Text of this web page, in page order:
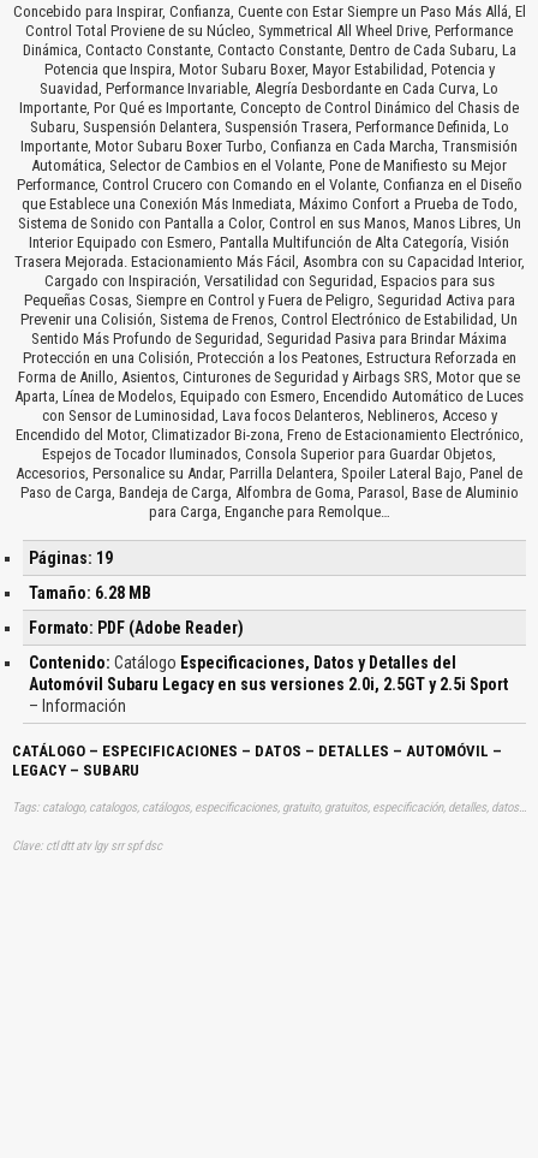
Concebido para Inspirar, Confianza, Cuente con Estar Siempre un Paso Más Allá, El
Control Total Proviene de su Núcleo, Symmetrical All Wheel Drive, Performance
Dinámica, Contacto Constante, Contacto Constante, Dentro de Cada Subaru, La
Potencia que Inspira, Motor Subaru Boxer, Mayor Estabilidad, Potencia y
Suavidad, Performance Invariable, Alegría Desbordante en Cada Curva, Lo
Importante, Por Qué es Importante, Concepto de Control Dinámico del Chasis de
Subaru, Suspensión Delantera, Suspensión Trasera, Performance Definida, Lo
Importante, Motor Subaru Boxer Turbo, Confianza en Cada Marcha, Transmisión
Automática, Selector de Cambios en el Volante, Pone de Manifiesto su Mejor
Performance, Control Crucero con Comando en el Volante, Confianza en el Diseño
que Establece una Conexión Más Inmediata, Máximo Confort a Prueba de Todo,
Sistema de Sonido con Pantalla a Color, Control en sus Manos, Manos Libres, Un
Interior Equipado con Esmero, Pantalla Multifunción de Alta Categoría, Visión
Trasera Mejorada. Estacionamiento Más Fácil, Asombra con su Capacidad Interior,
Cargado con Inspiración, Versatilidad con Seguridad, Espacios para sus
Pequeñas Cosas, Siempre en Control y Fuera de Peligro, Seguridad Activa para
Prevenir una Colisión, Sistema de Frenos, Control Electrónico de Estabilidad, Un
Sentido Más Profundo de Seguridad, Seguridad Pasiva para Brindar Máxima
Protección en una Colisión, Protección a los Peatones, Estructura Reforzada en
Forma de Anillo, Asientos, Cinturones de Seguridad y Airbags SRS, Motor que se
Aparta, Línea de Modelos, Equipado con Esmero, Encendido Automático de Luces
con Sensor de Luminosidad, Lava focos Delanteros, Neblineros, Acceso y
Encendido del Motor, Climatizador Bi-zona, Freno de Estacionamiento Electrónico,
Espejos de Tocador Iluminados, Consola Superior para Guardar Objetos,
Accesorios, Personalice su Andar, Parrilla Delantera, Spoiler Lateral Bajo, Panel de
Paso de Carga, Bandeja de Carga, Alfombra de Goma, Parasol, Base de Aluminio
para Carga, Enganche para Remolque…
Páginas: 19
Tamaño: 6.28 MB
Formato: PDF (Adobe Reader)
Contenido: Catálogo Especificaciones, Datos y Detalles del
Automóvil Subaru Legacy en sus versiones 2.0i, 2.5GT y 2.5i Sport
– Información
CATÁLOGO – ESPECIFICACIONES – DATOS – DETALLES – AUTOMÓVIL –
LEGACY – SUBARU
Tags: catalogo, catalogos, catálogos, especificaciones, gratuito, gratuitos, especificación, detalles, datos, técnicos, información, dimensiones, características, caracteristicas, datos, gratis, descargar, vehículo, vehículos, coche, coches, subarus, legacys, aprender, descargas
Clave: ctl dtt atv lgy srr spf dsc